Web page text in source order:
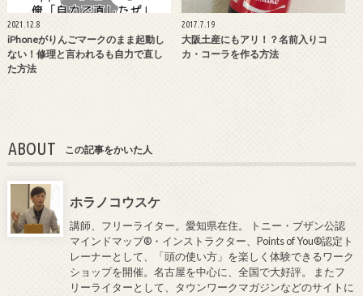
2021.12.8
iPhoneがりんごマークのまま起動し
ない！修理と言われるも自力で直し
た方法
2017.7.19
大阪土産にもアリ！？名前入りコ
カ・コーラを作る方法
ABOUT この記事をかいた人
ホラノコウスケ
講師、フリーライター。愛知県在住。 トニー・ブザン公認
マインドマップ®・インストラクター、Points of You®認定ト
レーナーとして、「頭の使い方」を楽しく体験できるワーク
ショップを開催。名古屋を中心に、全国で大好評。 またフ
リーライターとして、タウンワークマガジンなどのサイトに